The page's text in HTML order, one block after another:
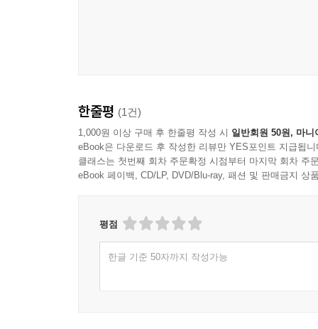
한줄평 (1건)
1,000원 이상 구매 후 한줄평 작성 시 일반회원 50원, 마니
eBook은 다운로드 후 작성한 리뷰만 YES포인트 지급됩니
클래스는 첫번째 회차 주문확정 시점부터 마지막 회차 주
eBook 페이백, CD/LP, DVD/Blu-ray, 패션 및 판매금지 상
평점
한글 기준 50자까지 작성가능